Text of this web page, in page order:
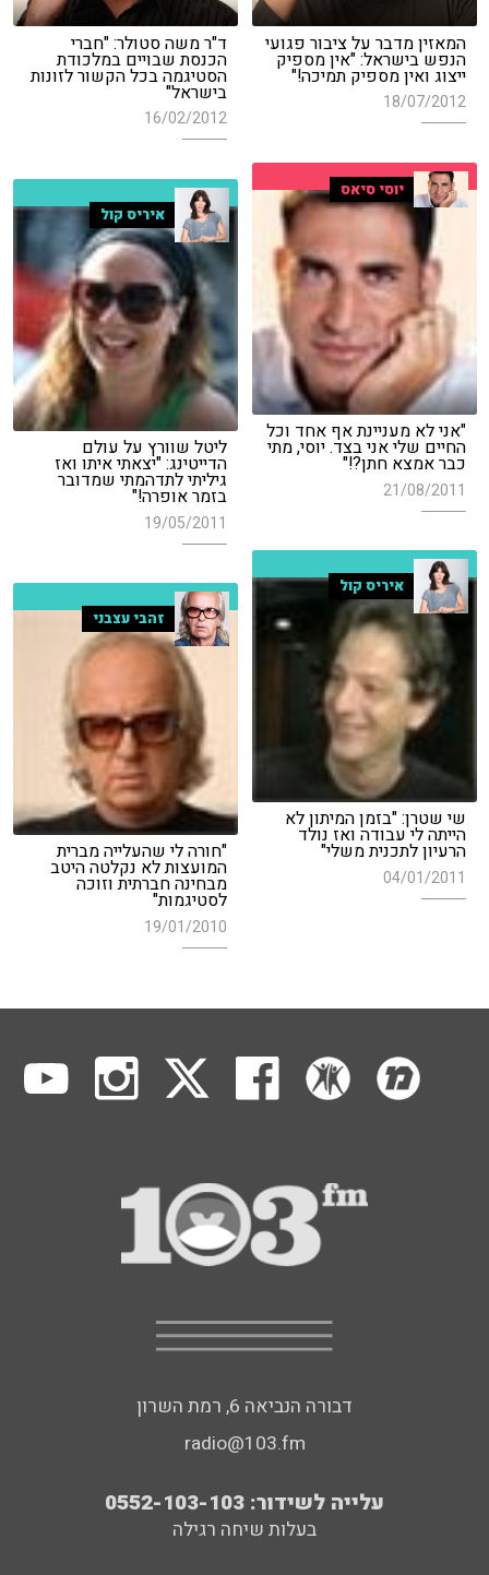
המאזין מדבר על ציבור פגועי
הנפש בישראל: "אין מספיק
ייצוג ואין מספיק תמיכה!"
18/07/2012
ד"ר משה סטולר: "חברי
הכנסת שבויים במלכודת
הסטיגמה בכל הקשור לזונות
בישראל"
16/02/2012
יוסי סיאס
"אני לא מעניינת אף אחד וכל
החיים שלי אני בצד. יוסי, מתי
כבר אמצא חתן?!"
21/08/2011
איריס קול
ליטל שוורץ על עולם
הדייטינג: "יצאתי איתו ואז
גיליתי לתדהמתי שמדובר
בזמר אופרה!"
19/05/2011
איריס קול
שי שטרן: "בזמן המיתון לא
הייתה לי עבודה ואז נולד
הרעיון לתכנית משלי"
04/01/2011
זהבי עצבני
"חורה לי שהעלייה מברית
המועצות לא נקלטה היטב
מבחינה חברתית וזוכה
לסטיגמות"
19/01/2010
דבורה הנביאה 6, רמת השרון
radio@103.fm
עלייה לשידור: 0552-103-103
בעלות שיחה רגילה